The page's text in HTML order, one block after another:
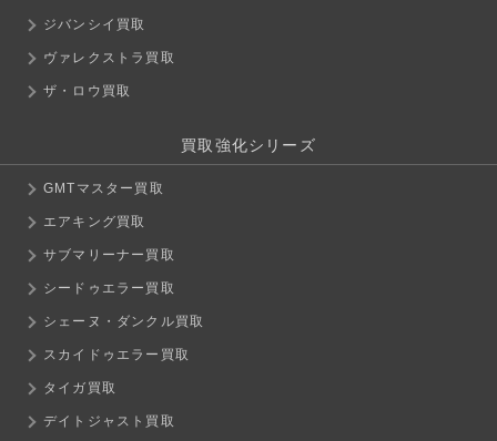
ジバンシイ買取
ヴァレクストラ買取
ザ・ロウ買取
買取強化シリーズ
GMTマスター買取
エアキング買取
サブマリーナー買取
シードゥエラー買取
シェーヌ・ダンクル買取
スカイドゥエラー買取
タイガ買取
デイトジャスト買取